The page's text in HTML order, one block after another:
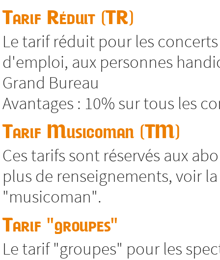
Tarif Réduit (TR)
Le tarif réduit pour les
d'emploi, aux personnes
Grand Bureau
Avantages : 10% sur tous les
Tarif Musicoman (TM)
Ces tarifs sont réservés aux
plus de renseignements, voir
"musicoman".
Tarif "groupes"
Le tarif "groupes" pour les